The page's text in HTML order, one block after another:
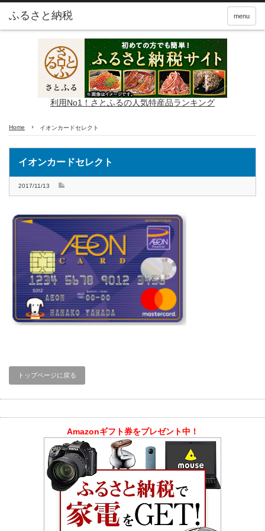
ふるさと納税 menu
利用No1！さとふるの人気特産品ランキング
Home イオンカードセレクト
イオンカードセレクト
2017/11/13
トップページに戻る
Amazonギフト券をプレゼント中！